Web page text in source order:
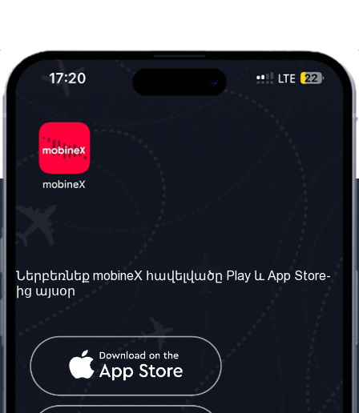
Մեր մասին
Մեր ծառայությունները
Պայմաններ և դրույթներ
Հաճախ տրվող հարցեր
Կապ մեզ հետ
Տարածել
սոցիալական
Ներբեռնեք mobineX հավելվածը Play և App Store-
ից այսօր